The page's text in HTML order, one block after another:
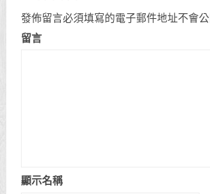
發佈留言必須填寫的電子郵件地址不會公
留言
顯示名稱